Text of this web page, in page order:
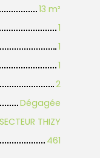
13 m²
1
1
1
2
Dégagée
THIZY
461